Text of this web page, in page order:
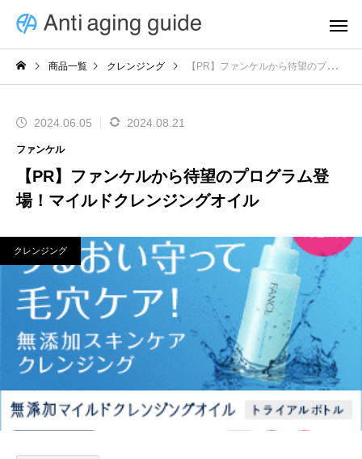
商品一覧 クレンジング 【PR】ファンケルから待望のプログラム登場！マイルドクレンジングオイル
2024.06.05 2024.08.21
ファンケル
【PR】ファンケルから待望のプログラム登
場！マイルドクレンジングオイル
クレンジング